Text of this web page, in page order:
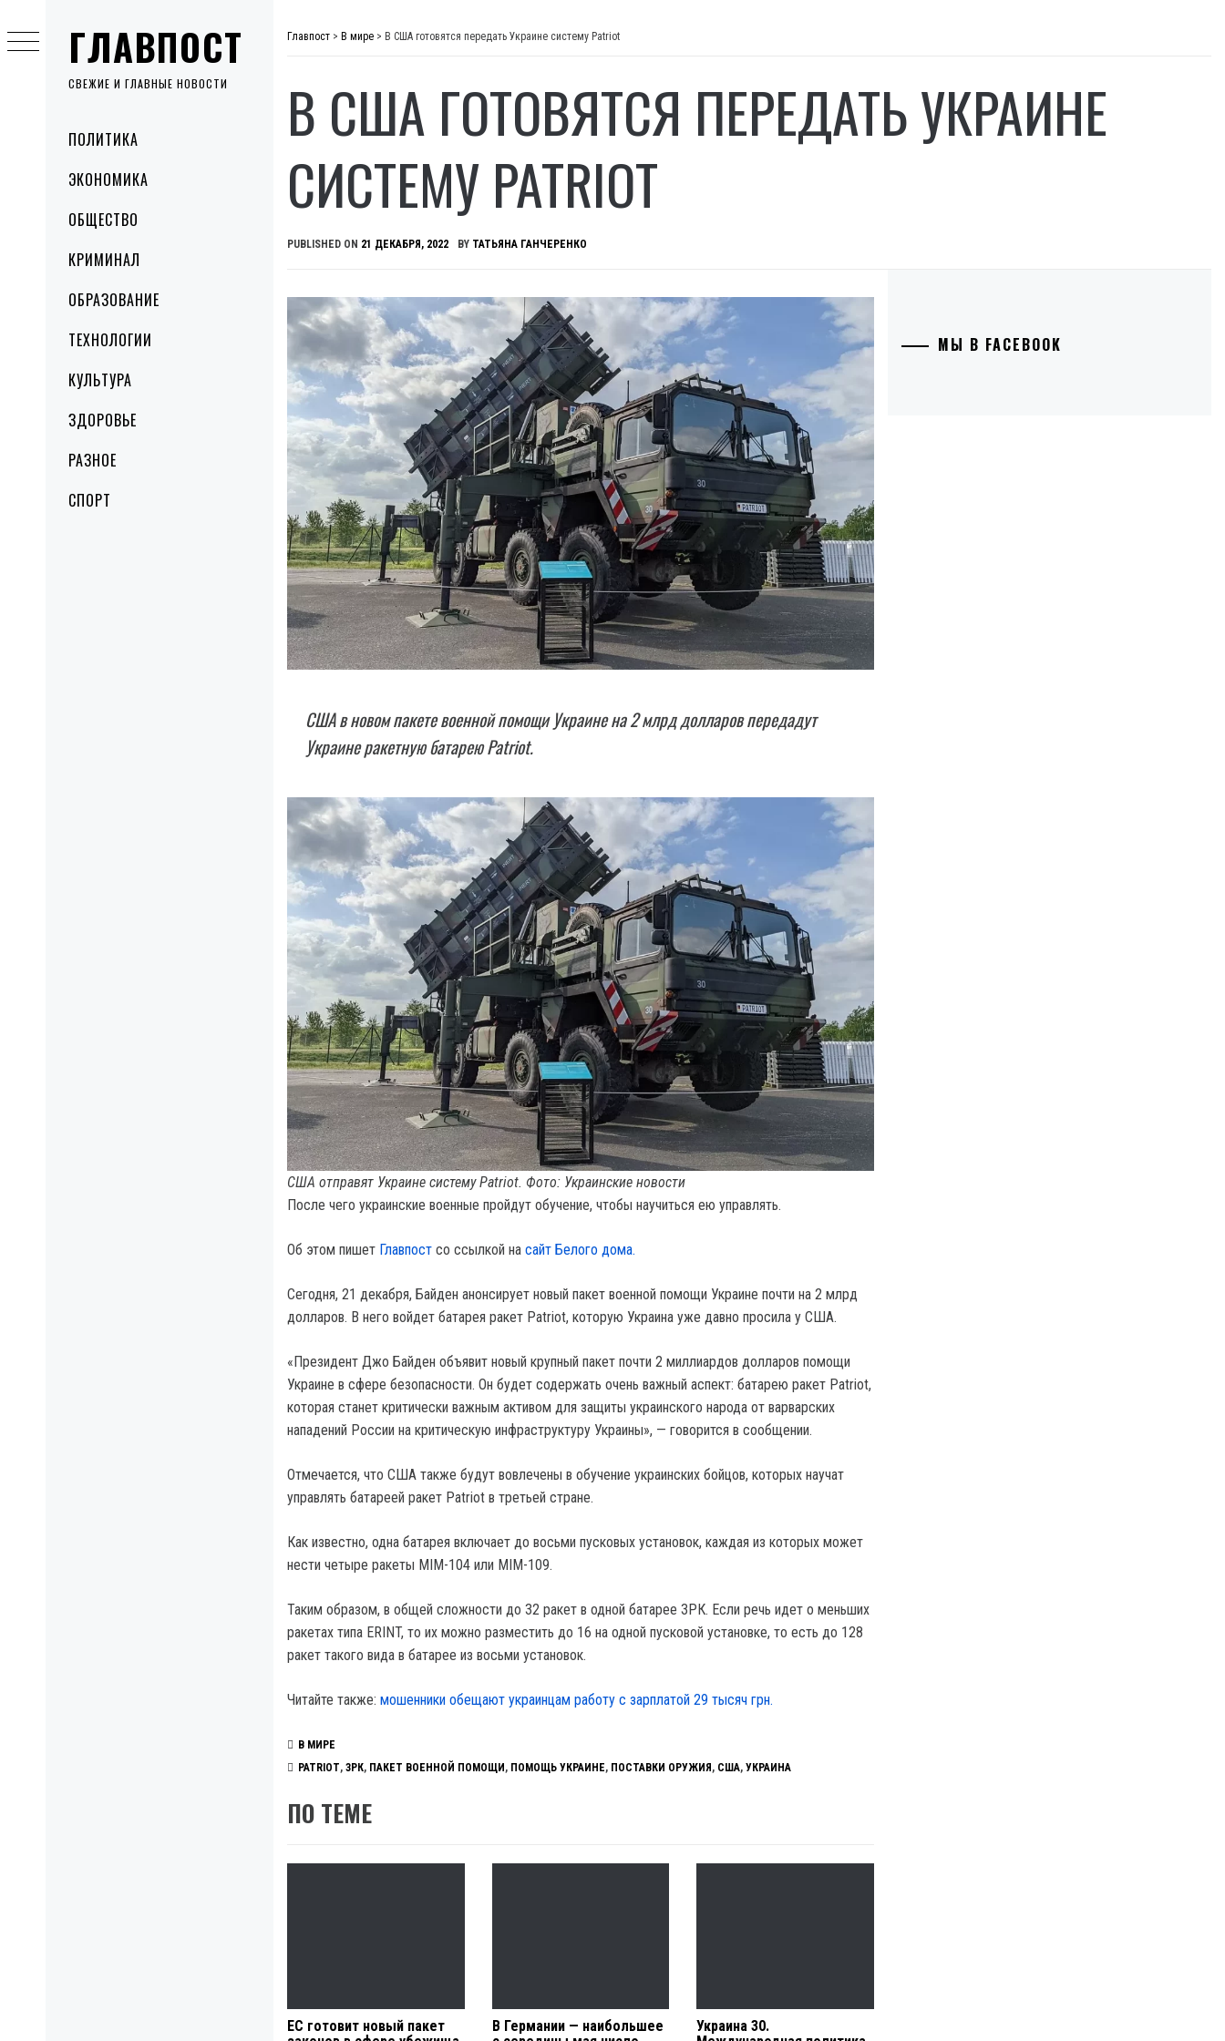
ГЛАВПОСТ
СВЕЖИЕ И ГЛАВНЫЕ НОВОСТИ
MenuПОЛИТИКА
ЭКОНОМИКА
ОБЩЕСТВО
КРИМИНАЛ
ОБРАЗОВАНИЕ
ТЕХНОЛОГИИ
КУЛЬТУРА
ЗДОРОВЬЕ
РАЗНОЕ
СПОРТ
to
content
Главпост > В мире > В США готовятся передать Украине систему Patriot
В США ГОТОВЯТСЯ ПЕРЕДАТЬ УКРАИНЕ
СИСТЕМУ PATRIOT
PUBLISHED ON 21 ДЕКАБРЯ, 2022 BY ТАТЬЯНА ГАНЧЕРЕНКО
США в новом пакете военной помощи Украине на 2 млрд долларов передадут
Украине ракетную батарею Patriot.
США отправят Украине систему Patriot. Фото: Украинские новости
После чего украинские военные пройдут обучение, чтобы научиться ею управлять.
Об этом пишет Главпост со ссылкой на сайт Белого дома.
Сегодня, 21 декабря, Байден анонсирует новый пакет военной помощи Украине почти на 2 млрд
долларов. В него войдет батарея ракет Patriot, которую Украина уже давно просила у США.
«Президент Джо Байден объявит новый крупный пакет почти 2 миллиардов долларов помощи
Украине в сфере безопасности. Он будет содержать очень важный аспект: батарею ракет Patriot,
которая станет критически важным активом для защиты украинского народа от варварских
нападений России на критическую инфраструктуру Украины», — говорится в сообщении.
Отмечается, что США также будут вовлечены в обучение украинских бойцов, которых научат
управлять батареей ракет Patriot в третьей стране.
Как известно, одна батарея включает до восьми пусковых установок, каждая из которых может
нести четыре ракеты MIM-104 или МIM-109.
Таким образом, в общей сложности до 32 ракет в одной батарее ЗРК. Если речь идет о меньших
ракетах типа ERINT, то их можно разместить до 16 на одной пусковой установке, то есть до 128
ракет такого вида в батарее из восьми установок.
Читайте также: мошенники обещают украинцам работу с зарплатой 29 тысяч грн.
В МИРЕ
PATRIOT, ЗРК, ПАКЕТ ВОЕННОЙ ПОМОЩИ , ПОМОЩЬ УКРАИНЕ, ПОСТАВКИ ОРУЖИЯ , США, УКРАИНА
ПО ТЕМЕ
ЕС готовит новый пакет
В Германии — наибольшее
Украина 30.
МЫ В FACEBOOK